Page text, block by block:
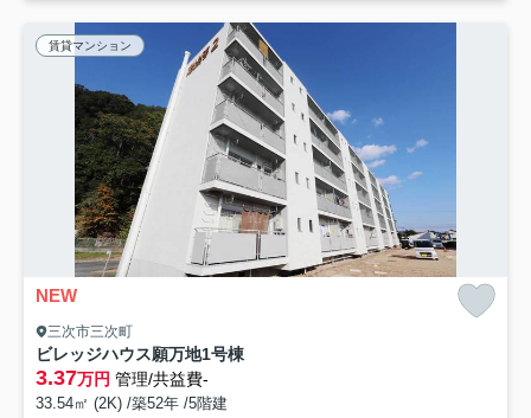
賃貸マンション
NEW
三次市三次町
ビレッジハウス願万地1号棟
3.37万円 管理/共益費-
33.54㎡ (2K) /築52年 /5階建